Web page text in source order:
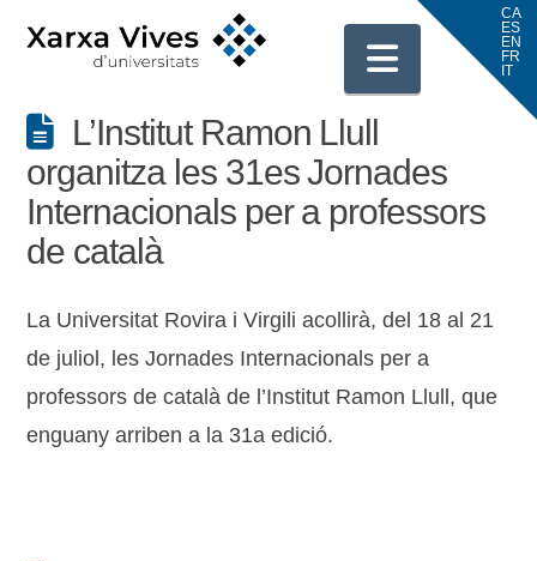
L’Institut Ramon Llull
organitza les 31es Jornades
Internacionals per a professors
de català
La Universitat Rovira i Virgili acollirà, del 18 al 21
de juliol, les Jornades Internacionals per a
professors de català de l’Institut Ramon Llull, que
enguany arriben a la 31a edició.